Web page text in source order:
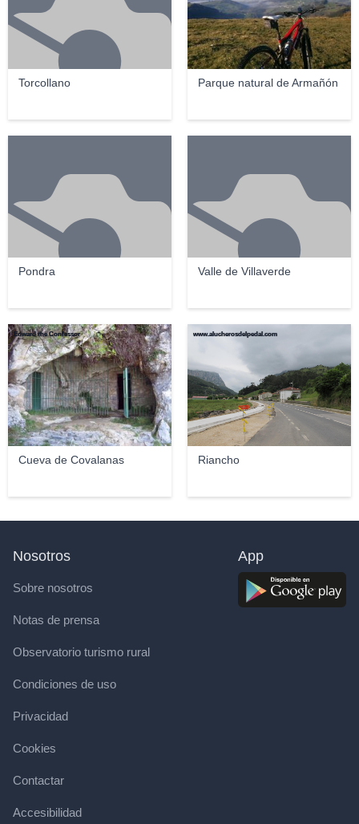
Torcollano Parque natural de Armañón
Pondra Valle de Villaverde
Cueva de Covalanas
Edward the Confessor
Riancho
www.alucherosdelpedal.com
Nosotros
Sobre nosotros
Notas de prensa
Observatorio turismo rural
Condiciones de uso
Privacidad
Cookies
Contactar
Accesibilidad
App